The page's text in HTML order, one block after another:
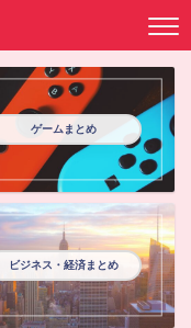
ゲームまとめ
ビジネス・経済まとめ